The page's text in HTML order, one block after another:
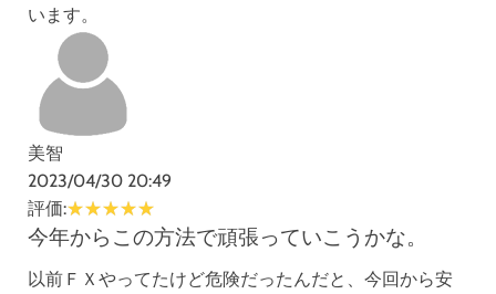
います。
美智
2023/04/30 20:49
評価:
今年からこの方法で頑張っていこうかな。
以前ＦＸやってたけど危険だったんだと、今回から安